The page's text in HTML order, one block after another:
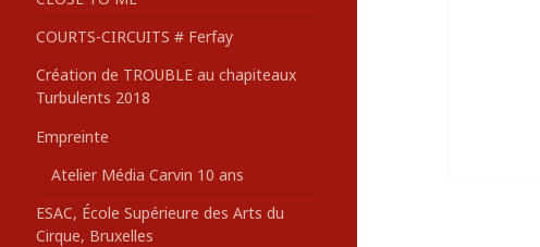
COURTS-CIRCUITS # Ferfay
Création de TROUBLE au chapiteaux
Turbulents 2018
Empreinte
Atelier Média Carvin 10 ans
ESAC, École Supérieure des Arts du
Cirque, Bruxelles